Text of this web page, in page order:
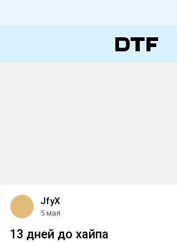
JfyX
5 мая
13 дней до хайпа